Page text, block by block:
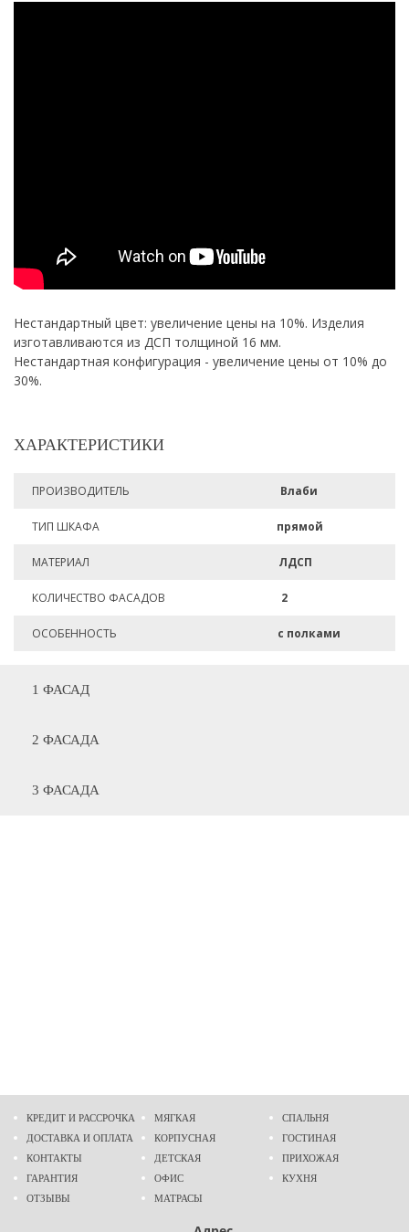
Нестандартный цвет: увеличение цены на 10%. Изделия
изготавливаются из ДСП толщиной 16 мм.
Нестандартная конфигурация - увеличение цены от 10% до
30%.
ХАРАКТЕРИСТИКИ
ПРОИЗВОДИТЕЛЬ Влаби
ТИП ШКАФА прямой
МАТЕРИАЛ ЛДСП
КОЛИЧЕСТВО ФАСАДОВ 2
ОСОБЕННОСТЬ с полками
1 ФАСАД
2 ФАСАДА
3 ФАСАДА
КРЕДИТ И РАССРОЧКА
ДОСТАВКА И ОПЛАТА
КОНТАКТЫ
ГАРАНТИЯ
ОТЗЫВЫ
МЯГКАЯ
КОРПУСНАЯ
ДЕТСКАЯ
ОФИС
МАТРАСЫ
СПАЛЬНЯ
ГОСТИНАЯ
ПРИХОЖАЯ
КУХНЯ